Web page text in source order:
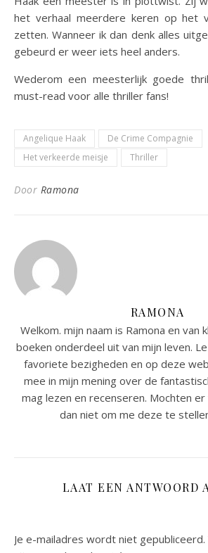
het verhaal meerdere keren op het
zetten. Wanneer ik dan denk alles
gebeurd er weer iets heel anders.
Wederom een meesterlijk goede
must-read voor alle thriller fans!
Angelique Haak
De Crime Compagnie
Het verkeerde meisje
Thriller
Door Ramona
RAMONA
Welkom. mijn naam is Ramona en van
boeken onderdeel uit van mijn leven.
favoriete bezigheden en op deze
mee in mijn mening over de
mag lezen en recenseren. Mochten
dan niet om me deze te
LAAT EEN ANTWOORD
Je e-mailadres wordt niet gepubliceerd.